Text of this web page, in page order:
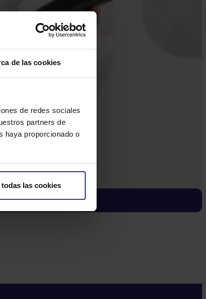
de las cookies
de redes sociales
partners de
haya proporcionado o
las cookies